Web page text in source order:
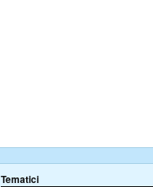
Tematici